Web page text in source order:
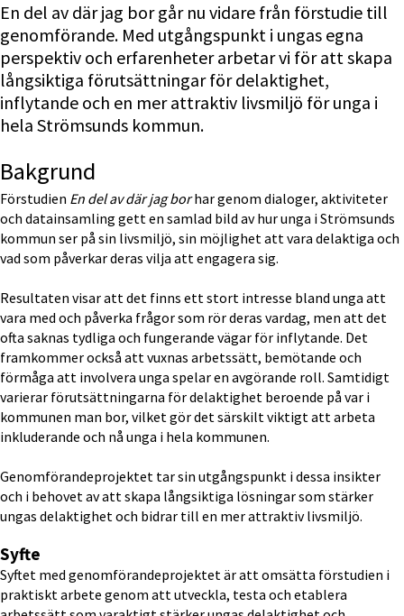
En del av där jag bor går nu vidare från förstudie till
genomförande. Med utgångspunkt i ungas egna
perspektiv och erfarenheter arbetar vi för att skapa
långsiktiga förutsättningar för delaktighet,
inflytande och en mer attraktiv livsmiljö för unga i
hela Strömsunds kommun.
Bakgrund
Förstudien En del av där jag bor har genom dialoger, aktiviteter
och datainsamling gett en samlad bild av hur unga i Strömsunds
kommun ser på sin livsmiljö, sin möjlighet att vara delaktiga och
vad som påverkar deras vilja att engagera sig.
Resultaten visar att det finns ett stort intresse bland unga att
vara med och påverka frågor som rör deras vardag, men att det
ofta saknas tydliga och fungerande vägar för inflytande. Det
framkommer också att vuxnas arbetssätt, bemötande och
förmåga att involvera unga spelar en avgörande roll. Samtidigt
varierar förutsättningarna för delaktighet beroende på var i
kommunen man bor, vilket gör det särskilt viktigt att arbeta
inkluderande och nå unga i hela kommunen.
Genomförandeprojektet tar sin utgångspunkt i dessa insikter
och i behovet av att skapa långsiktiga lösningar som stärker
ungas delaktighet och bidrar till en mer attraktiv livsmiljö.
Syfte
Syftet med genomförandeprojektet är att omsätta förstudien i
praktiskt arbete genom att utveckla, testa och etablera